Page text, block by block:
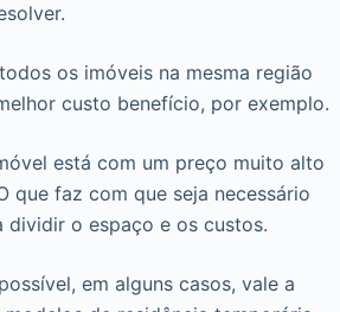
os imóveis na mesma região
custo benefício, por exemplo.
está com um preço muito alto
que faz com que seja necessário
dividir o espaço e os custos.
em alguns casos, vale a